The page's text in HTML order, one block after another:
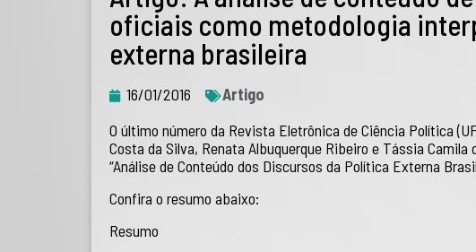
oficiais como metodologia
externa brasileira
16/01/2016
Artigo
O último número da Revista Eletrônica de Ciência Política
Costa da Silva, Renata Albuquerque Ribeiro e Tássia
“Análise de Conteúdo dos Discursos da Política Externa
Confira o resumo abaixo:
Resumo